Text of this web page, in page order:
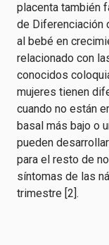
placenta también
de Diferenciación
al bebé en
relacionado con
conocidos
mujeres tienen
cuando no están
basal más bajo o
pueden desarrollar
para el resto de
síntomas de las
trimestre [2].